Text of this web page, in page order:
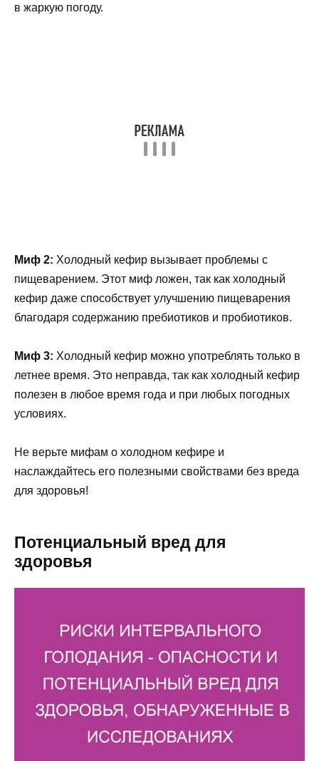
в жаркую погоду.
Миф 2: Холодный кефир вызывает проблемы с
пищеварением. Этот миф ложен, так как холодный
кефир даже способствует улучшению пищеварения
благодаря содержанию пребиотиков и пробиотиков.
Миф 3: Холодный кефир можно употреблять только в
летнее время. Это неправда, так как холодный кефир
полезен в любое время года и при любых погодных
условиях.
Не верьте мифам о холодном кефире и
наслаждайтесь его полезными свойствами без вреда
для здоровья!
Потенциальный вред для
здоровья